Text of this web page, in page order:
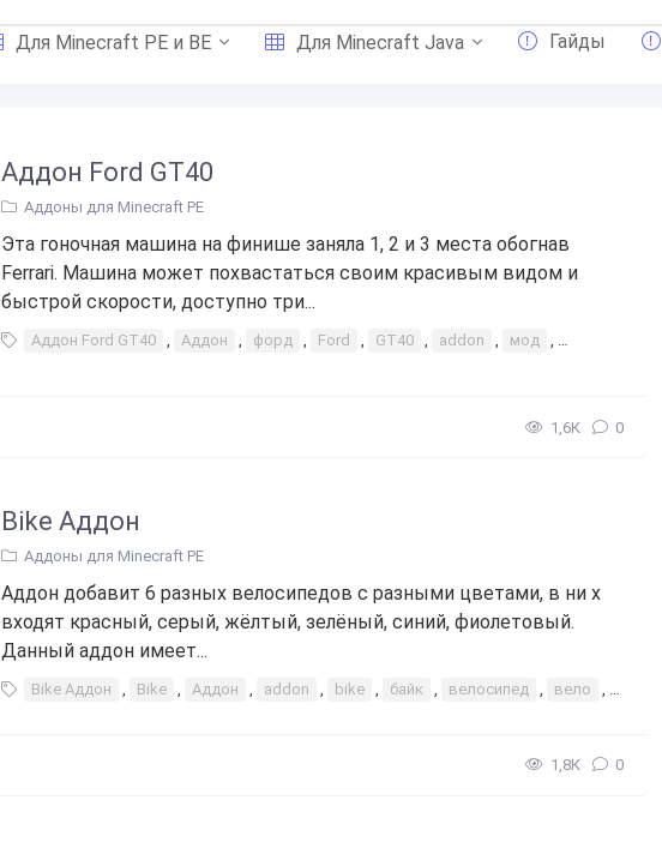
Для Minecraft PE и BE Для Minecraft Java Гайды
Аддон Ford GT40
Аддоны для Minecraft PE
Эта гоночная машина на финише заняла 1, 2 и 3 места обогнав
Ferrari. Машина может похвастаться своим красивым видом и
быстрой скорости, доступно три...
Аддон Ford GT40 , Аддон , форд , Ford , GT40 , addon , мод , дополнение
1,6К 0
Bike Аддон
Аддоны для Minecraft PE
Аддон добавит 6 разных велосипедов с разными цветами, в ни х
входят красный, серый, жёлтый, зелёный, синий, фиолетовый.
Данный аддон имеет...
Bike Аддон , Bike , Аддон , addon , bike , байк , велосипед , вело , колёса
1,8К 0